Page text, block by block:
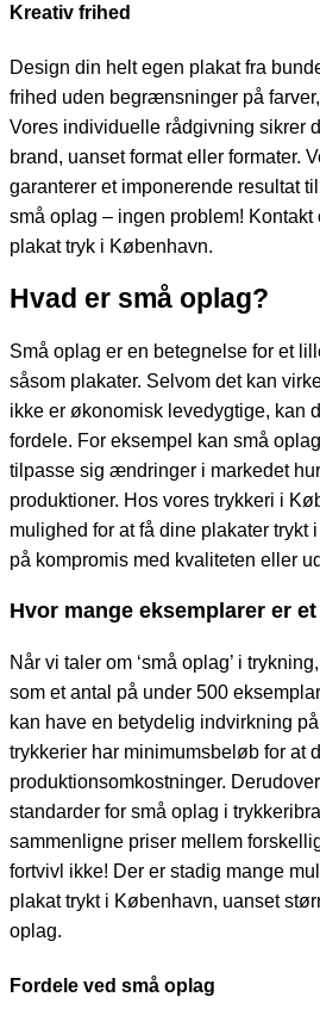
Kreativ frihed
Design din helt egen plakat fra
frihed uden begrænsninger på
Vores individuelle rådgivning sikrer
brand, uanset format eller formater.
garanterer et imponerende resultat
små oplag – ingen problem!
plakat tryk i København.
Hvad er små oplag?
Små oplag er en betegnelse for et
såsom plakater. Selvom det kan
ikke er økonomisk levedygtige, kan
fordele. For eksempel kan små
tilpasse sig ændringer i markedet
produktioner. Hos vores trykkeri i
mulighed for at få dine plakater trykt
på kompromis med kvaliteten eller
Hvor mange eksemplarer er
Når vi taler om ‘små oplag’ i
som et antal på under 500
kan have en betydelig indvirkning
trykkerier har minimumsbeløb for at
produktionsomkostninger.
standarder for små oplag i
sammenligne priser mellem
fortvivl ikke! Der er stadig mange
plakat trykt i København, uanset
oplag.
Fordele ved små oplag